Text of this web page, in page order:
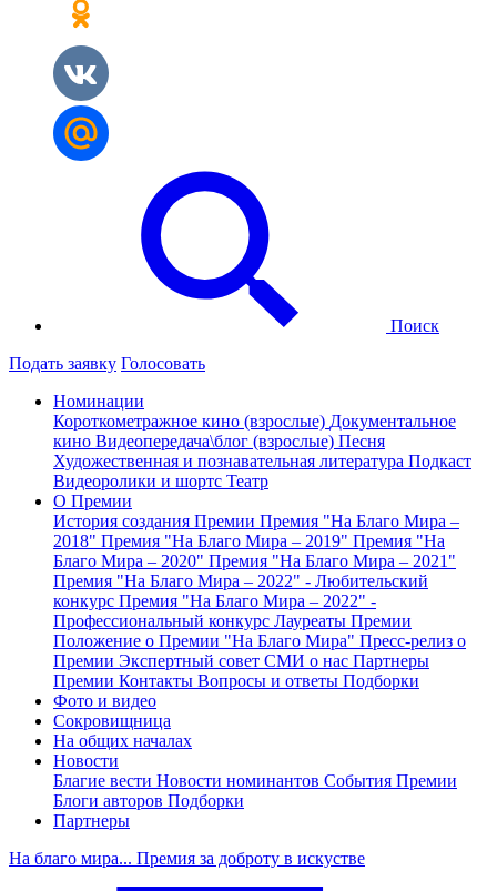
Поиск
Подать заявку Голосовать
Номинации
Короткометражное кино (взрослые) Документальное
кино Видеопередача\блог (взрослые) Песня
Художественная и познавательная литература Подкаст
Видеоролики и шортс Театр
О Премии
История создания Премии Премия "На Благо Мира –
2018" Премия "На Благо Мира – 2019" Премия "На
Благо Мира – 2020" Премия "На Благо Мира – 2021"
Премия "На Благо Мира – 2022" - Любительский
конкурс Премия "На Благо Мира – 2022" -
Профессиональный конкурс Лауреаты Премии
Положение о Премии "На Благо Мира" Пресс-релиз о
Премии Экспертный совет СМИ о нас Партнеры
Премии Контакты Вопросы и ответы Подборки
Фото и видео
Сокровищница
На общих началах
Новости
Благие вести Новости номинантов События Премии
Блоги авторов Подборки
Партнеры
На благо мира... Премия за доброту в искустве